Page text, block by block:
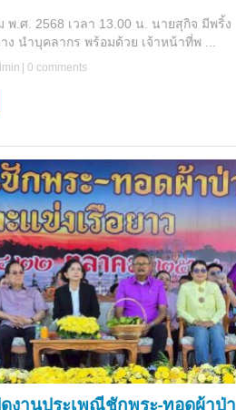
พ.ศ. 2568 เวลา 13.00 น. นายสุกิจ มีพริ้ง
ง นำบุคลากร พร้อมด้วย เจ้าหน้าที่พ ...
| 0 comments
ดงานประเพณีชักพระ-ทอดผ้าป่า